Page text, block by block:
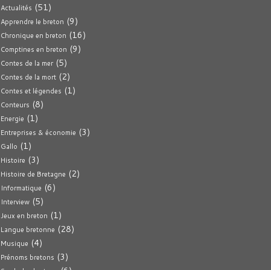
Actualités (51)
Apprendre le breton (9)
Chronique en breton (16)
Comptines en breton (9)
Contes de la mer(5)
Contes de la mort (2)
Contes et légendes (1)
Conteurs (8)
Energie (1)
Entreprises & économie (3)
Gallo (1)
Histoire (3)
Histoire de Bretagne (2)
Informatique (6)
Interview (5)
Jeux en breton (1)
Langue bretonne (28)
Musique (4)
Prénoms bretons (3)